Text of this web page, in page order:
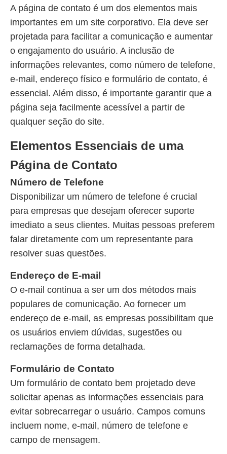
A página de contato é um dos elementos mais
importantes em um site corporativo. Ela deve ser
projetada para facilitar a comunicação e aumentar
o engajamento do usuário. A inclusão de
informações relevantes, como número de telefone,
e-mail, endereço físico e formulário de contato, é
essencial. Além disso, é importante garantir que a
página seja facilmente acessível a partir de
qualquer seção do site.
Elementos Essenciais de uma
Página de Contato
Número de Telefone
Disponibilizar um número de telefone é crucial
para empresas que desejam oferecer suporte
imediato a seus clientes. Muitas pessoas preferem
falar diretamente com um representante para
resolver suas questões.
Endereço de E-mail
O e-mail continua a ser um dos métodos mais
populares de comunicação. Ao fornecer um
endereço de e-mail, as empresas possibilitam que
os usuários enviem dúvidas, sugestões ou
reclamações de forma detalhada.
Formulário de Contato
Um formulário de contato bem projetado deve
solicitar apenas as informações essenciais para
evitar sobrecarregar o usuário. Campos comuns
incluem nome, e-mail, número de telefone e
campo de mensagem.